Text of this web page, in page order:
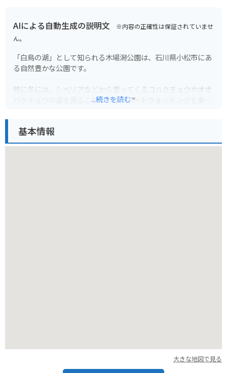
AIによる自動生成の説明文 ※内容の正確性は保証されていませ
ん。
「白鳥の湖」として知られる木場潟公園は、石川県小松市にあ
る自然豊かな公園です。
特に冬には、シベリアなどから渡ってくるコハクチョウやオオ
ハクチョウの姿を見ることができ、バードウォッチングを楽し
園内には、遊歩道やサイクリングロードが整備されており、湖
畔を散策したり、自転車で一周したりすることができます。
...続きを読む
基本情報
大きな地図で見る